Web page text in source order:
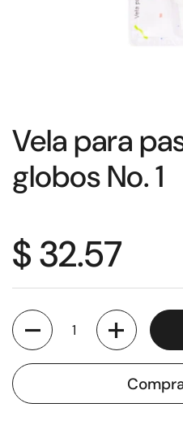
Vela para
globos No. 1
$ 32.57
Cantidad